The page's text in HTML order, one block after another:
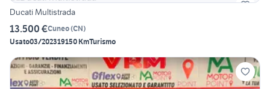
Ducati Multistrada
13.500 €Cuneo(CN)
Usato03/202319150 KmTurismo